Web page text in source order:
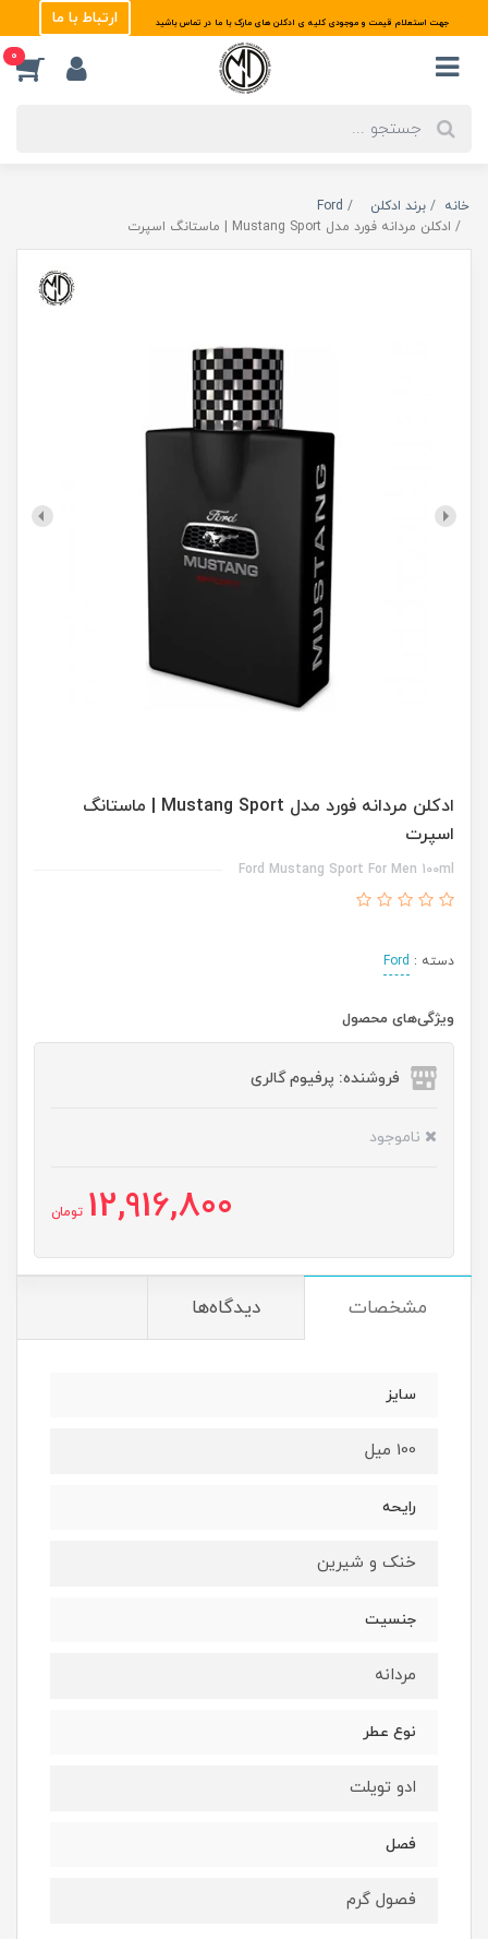
جهت استعلام قیمت و موجودی کلیه ی ادکلن های مارک با ما در تماس باشید ارتباط با ما
0
خانه برند ادکلن
Ford
ادکلن مردانه فورد مدل Mustang Sport | ماستانگ اسپرت
ادکلن مردانه فورد مدل Mustang Sport | ماستانگ
اسپرت
Ford Mustang Sport For Men 100ml
دسته : Ford
ویژگی‌های محصول
فروشنده: پرفیوم گالری
ناموجود
12,916,800 تومان
مشخصات دیدگاه‌ها
سایز
100 میل
رایحه
خنک و شیرین
جنسیت
مردانه
نوع عطر
ادو تویلت
فصل
فصول گرم